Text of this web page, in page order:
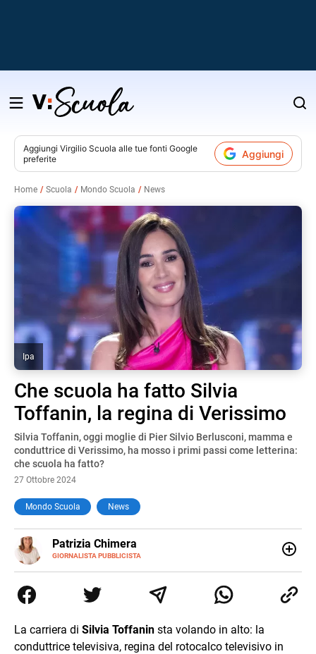
Salta
contenuto
Aggiungi Virgilio Scuola alle tue fonti Google
preferite
Aggiungi
Home Scuola Mondo Scuola News
Ipa
Che scuola ha fatto Silvia
Toffanin, la regina di Verissimo
Silvia Toffanin, oggi moglie di Pier Silvio Berlusconi, mamma e
conduttrice di Verissimo, ha mosso i primi passi come letterina:
che scuola ha fatto?
27 Ottobre 2024
Mondo Scuola News
Patrizia Chimera
GIORNALISTA PUBBLICISTA
E-
MAIL
LINKEDIN
collaborato con grandi gruppi editoriali e agenzie di
comunicazione specializzandosi nella scrittura di articoli
La carriera di Silvia Toffanin sta volando in alto: la
conduttrice televisiva, regina del rotocalco televisivo in